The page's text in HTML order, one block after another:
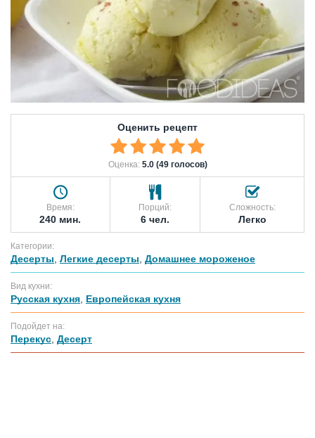
Оценить рецепт
Оценка: 5.0 (49 голосов)
Время:
240 мин.
Порций:
6 чел.
Сложность:
Легко
Категории:
Десерты Легкие десерты Домашнее мороженое
Вид кухни:
Русская кухня Европейская кухня
Подойдет на:
Перекус Десерт